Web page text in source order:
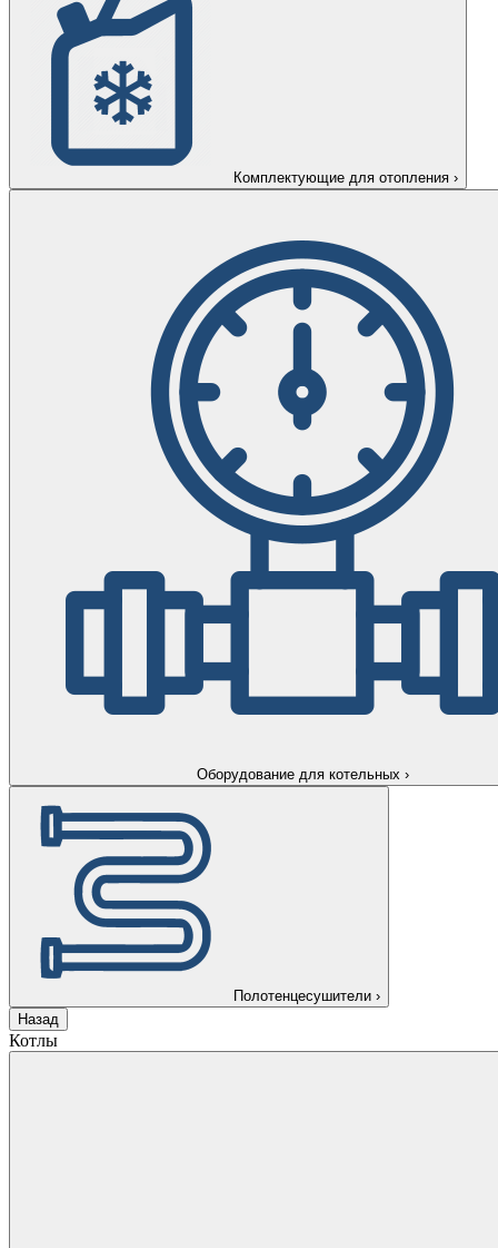
Комплектующие для отопления ›
Оборудование для котельных ›
Полотенцесушители ›
Назад
Котлы